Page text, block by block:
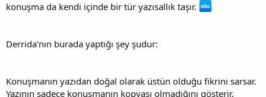
konuşma da kendi içinde bir tür yazısallık taşır.
Derrida'nın burada yaptığı şey şudur:
Konuşmanın yazıdan doğal olarak üstün olduğu fikrini sarsar.
Yazının sadece konuşmanın kopyası olmadığını gösterir.